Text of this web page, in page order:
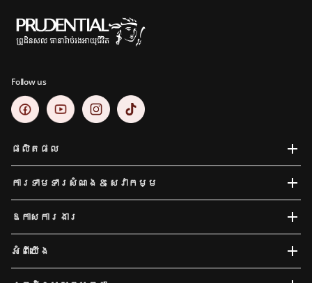
Follow us
ផលិតផល
ការទាមទារសំណង​ & សេវាកម្ម
ឱកាសការងារ
អំពីយើង